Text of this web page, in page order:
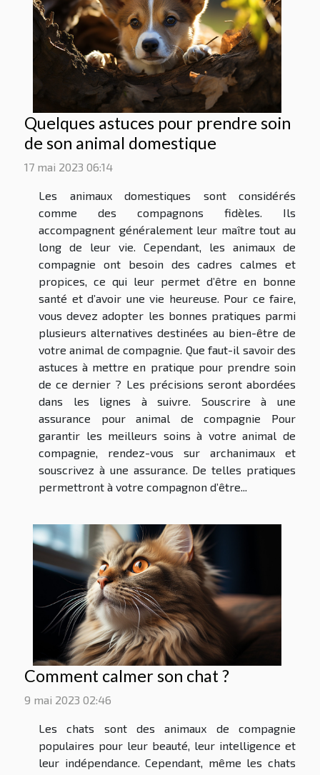
Quelques astuces pour prendre soin
de son animal domestique
17 mai 2023 06:14
Les animaux domestiques sont considérés
comme des compagnons fidèles. Ils
accompagnent généralement leur maître tout au
long de leur vie. Cependant, les animaux de
compagnie ont besoin des cadres calmes et
propices, ce qui leur permet d’être en bonne
santé et d’avoir une vie heureuse. Pour ce faire,
vous devez adopter les bonnes pratiques parmi
plusieurs alternatives destinées au bien-être de
votre animal de compagnie. Que faut-il savoir des
astuces à mettre en pratique pour prendre soin
de ce dernier ? Les précisions seront abordées
dans les lignes à suivre. Souscrire à une
assurance pour animal de compagnie Pour
garantir les meilleurs soins à votre animal de
compagnie, rendez-vous sur archanimaux et
souscrivez à une assurance. De telles pratiques
permettront à votre compagnon d’être...
Comment calmer son chat ?
9 mai 2023 02:46
Les chats sont des animaux de compagnie
populaires pour leur beauté, leur intelligence et
leur indépendance. Cependant, même les chats